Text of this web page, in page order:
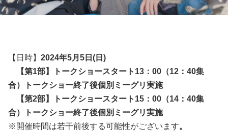
【日時】 2024年5月5日(日)
【第1部】トークショースタート13：00（12：40集
合）トークショー終了後個別ミーグリ実施
【第2部】トークショースタート15：00（14：40集
合）トークショー終了後個別ミーグリ実施
※開催時間は若干前後する可能性がございます。